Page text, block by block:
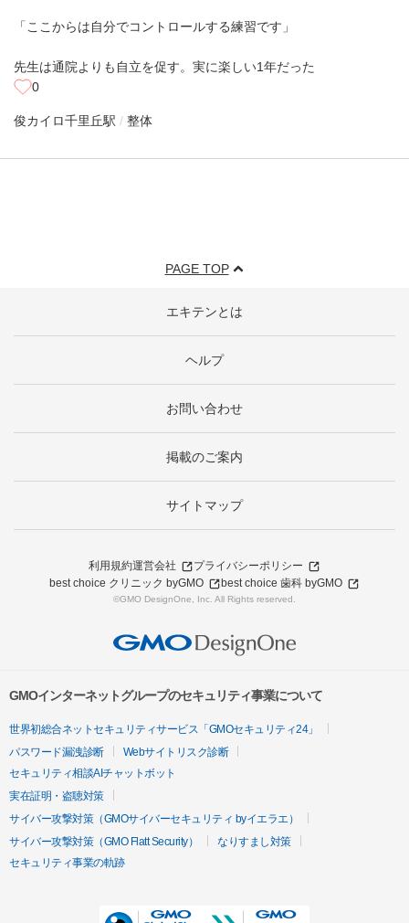
「ここからは自分でコントロールする練習です」
先生は通院よりも自立を促す。実に楽しい1年だった
0
俊カイロ千里丘駅 整体
PAGE TOP
エキテンとは
ヘルプ
お問い合わせ
掲載のご案内
サイトマップ
利用規約運営会社
プライバシーポリシー
best choice クリニック byGMO
best choice 歯科 byGMO
©GMO DesignOne, Inc. All Rights reserved.
GMOインターネットグループのセキュリティ事業について
世界初総合ネットセキュリティサービス「GMOセキュリティ24」
パスワード漏洩診断
Webサイトリスク診断
セキュリティ相談AIチャットボット
実在証明・盗聴対策
サイバー攻撃対策（GMOサイバーセキュリティ byイエラエ）
サイバー攻撃対策（GMO Flatt Security）
なりすまし対策
セキュリティ事業の軌跡